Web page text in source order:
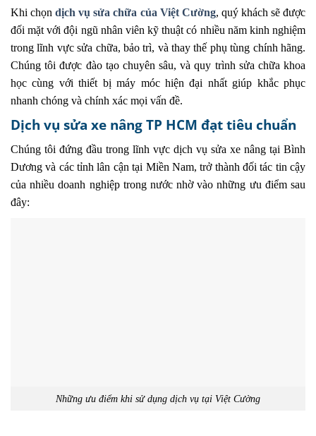
Khi chọndịch vụ sửa chữa của Việt Cường, quý khách sẽ được
đối mặt với đội ngũ nhân viên kỹ thuật có nhiều năm kinh nghiệm
trong lĩnh vực sửa chữa, bảo trì, và thay thế phụ tùng chính hãng.
Chúng tôi được đào tạo chuyên sâu, và quy trình sửa chữa khoa
học cùng với thiết bị máy móc hiện đại nhất giúp khắc phục
nhanh chóng và chính xác mọi vấn đề.
Dịch vụ sửa xe nâng TP HCM đạt tiêu chuẩn
Chúng tôi đứng đầu trong lĩnh vực dịch vụ sửa xe nâng tại Bình
Dương và các tỉnh lân cận tại Miền Nam, trở thành đối tác tin cậy
của nhiều doanh nghiệp trong nước nhờ vào những ưu điểm sau
đây:
Những ưu điểm khi sử dụng dịch vụ tại Việt Cường